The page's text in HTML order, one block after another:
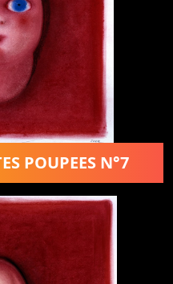
POUPEES N°7